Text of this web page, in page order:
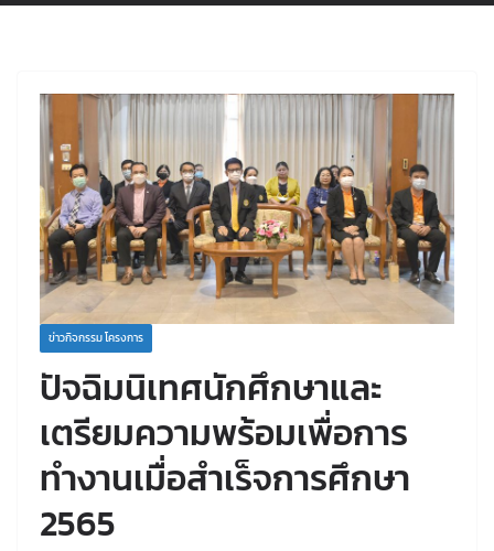
ข่าวกิจกรรม โครงการ
ปัจฉิมนิเทศนักศึกษาและ
เตรียมความพร้อมเพื่อการ
ทำงานเมื่อสำเร็จการศึกษา
2565